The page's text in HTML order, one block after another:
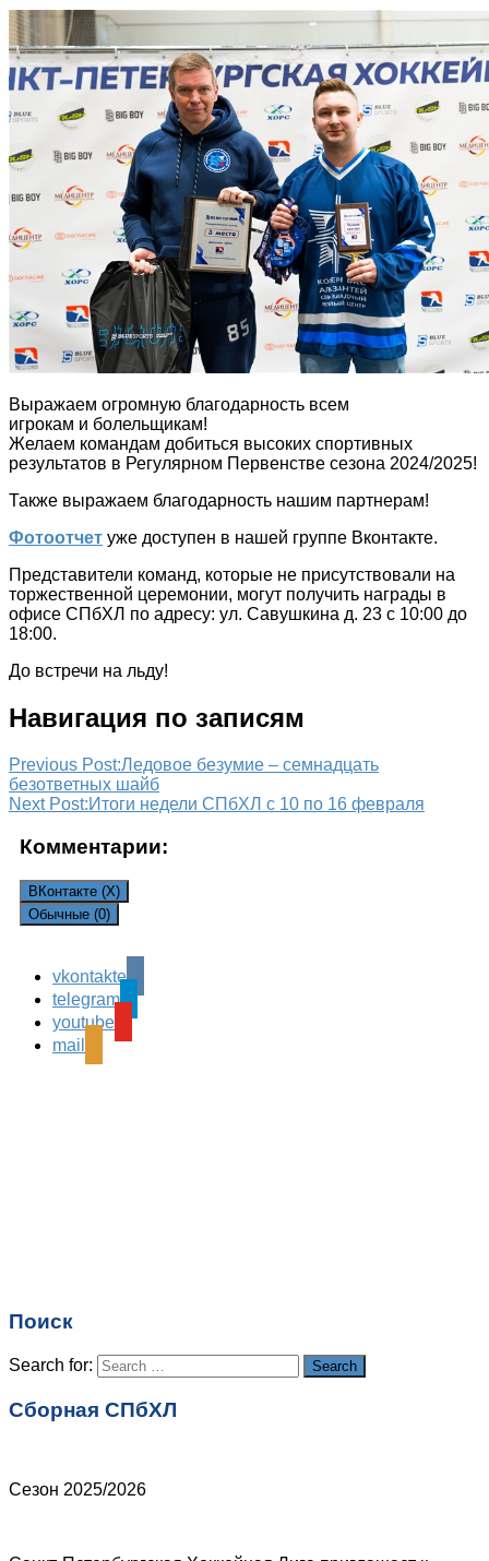
Выражаем огромную благодарность всем
игрокам и болельщикам!
Желаем командам добиться высоких спортивных
результатов в Регулярном Первенстве сезона 2024/2025!
Также выражаем благодарность нашим партнерам!
Фотоотчет уже доступен в нашей группе Вконтакте.
Представители команд, которые не присутствовали на
торжественной церемонии, могут получить награды в
офисе СПбХЛ по адресу: ул. Савушкина д. 23 с 10:00 до
18:00.
До встречи на льду!
Навигация по записям
Previous Post:Ледовое безумие – семнадцать
безответных шайб
Next Post:Итоги недели СПбХЛ с 10 по 16 февраля
Комментарии:
ВКонтакте (X)
Обычные (0)
Leave a Reply
Ваш адрес email не будет опубликован.
поля помечены
vkontakte
telegram
youtube
mail
Поиск
Search for: Search
Сборная СПбХЛ
Сезон 2025/2026